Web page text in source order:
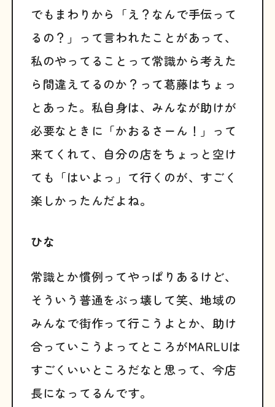
でもまわりから「え？なんで手伝って
るの？」って言われたことがあって、
私のやってることって常識から考えた
ら間違えてるのか？って葛藤はちょっ
とあった。私自身は、みんなが助けが
必要なときに「かおるさーん！」って
来てくれて、自分の店をちょっと空け
ても「はいよっ」て行くのが、すごく
楽しかったんだよね。
ひな
常識とか慣例ってやっぱりあるけど、
そういう普通をぶっ壊して笑、地域の
みんなで街作って行こうよとか、助け
合っていこうよってところがMARLUは
すごくいいところだなと思って、今店
長になってるんです。